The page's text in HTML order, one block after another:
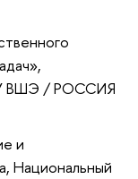
,
ВШЭ / РОССИЯ
и
, Национальный